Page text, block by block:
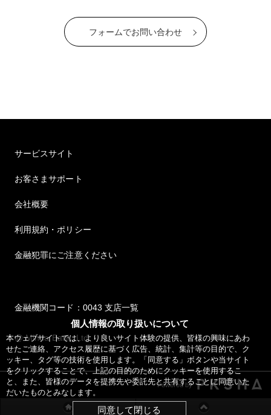
個人情報の取り扱いについて
本ウェブサイトでは、より良いサイト体験の提供、皆様の興味にあわ
せたご連絡、アクセス履歴に基づく広告、統計、集計等の目的で、ク
ッキー、タグ等の技術を使用します。「同意する」ボタンや当サイト
をクリックすることで、上記の目的のためにクッキーを使用するこ
と、また、皆様のデータを提携先や委託先と共有することに同意いた
だいたものとみなします。
同意して閉じる
フォームでお問い合わせ
サービスサイト
お客さまサポート
会社概要
利用規約・ポリシー
金融犯罪にご注意ください
金融機関コード：0043 支店一覧
@ Minna Bank, Ltd.
Powered by